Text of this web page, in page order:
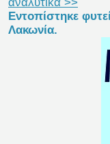
Εντοπίστηκε
Λακωνία.